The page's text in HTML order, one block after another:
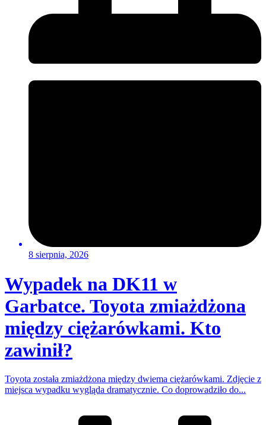
8 sierpnia, 2026
Wypadek na DK11 w
Garbatce. Toyota zmiażdżona
między ciężarówkami. Kto
zawinił?
Toyota została zmiażdżona między dwiema ciężarówkami. Zdjęcie z
miejsca wypadku wygląda dramatycznie. Co doprowadziło do...